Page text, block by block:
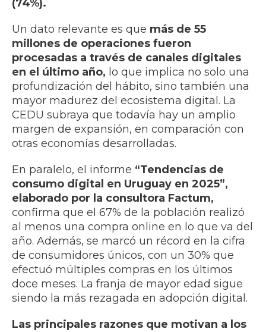
(74%).
Un dato relevante es que más de 55
millones de operaciones fueron
procesadas a través de canales digitales
en el último año, lo que implica no solo una
profundización del hábito, sino también una
mayor madurez del ecosistema digital. La
CEDU subraya que todavía hay un amplio
margen de expansión, en comparación con
otras economías desarrolladas.
En paralelo, el informe “Tendencias de
consumo digital en Uruguay en 2025”,
elaborado por la consultora Factum,
confirma que el 67% de la población realizó
al menos una compra online en lo que va del
año. Además, se marcó un récord en la cifra
de consumidores únicos, con un 30% que
efectuó múltiples compras en los últimos
doce meses. La franja de mayor edad sigue
siendo la más rezagada en adopción digital.
Las principales razones que motivan a los